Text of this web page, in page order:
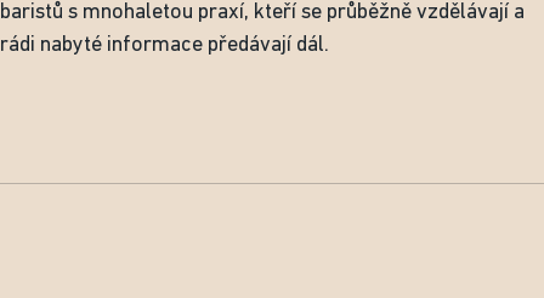
baristů s mnohaletou praxí, kteří se průběžně vzdělávají a
rádi nabyté informace předávají dál.